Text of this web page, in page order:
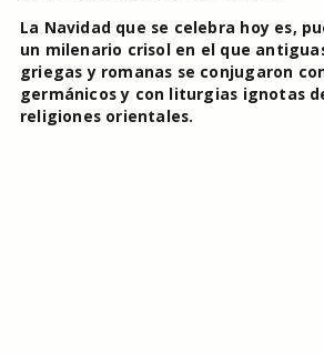
La Navidad que se celebra hoy es,
un milenario crisol en el que
griegas y romanas se conjugaron
germánicos y con liturgias ignotas
religiones orientales.